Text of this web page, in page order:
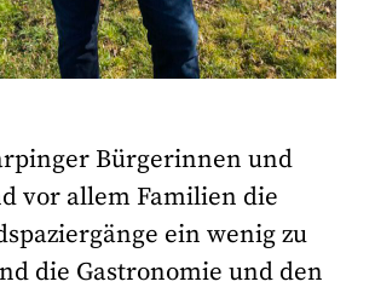
Bürgerinnen und
vor allem Familien die
ein wenig zu
die Gastronomie und den